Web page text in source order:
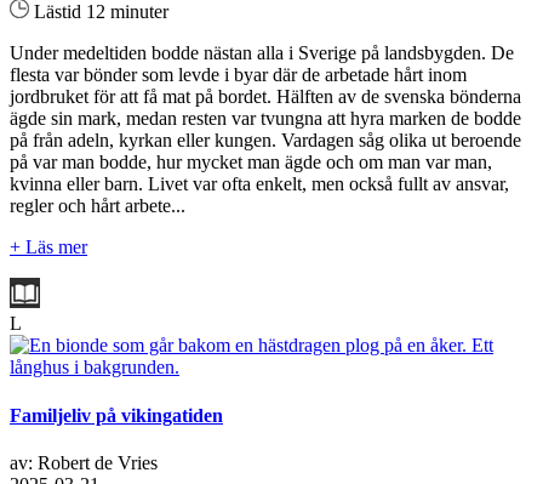
Lästid 12 minuter
Under medeltiden bodde nästan alla i Sverige på landsbygden. De
flesta var bönder som levde i byar där de arbetade hårt inom
jordbruket för att få mat på bordet. Hälften av de svenska bönderna
ägde sin mark, medan resten var tvungna att hyra marken de bodde
på från adeln, kyrkan eller kungen. Vardagen såg olika ut beroende
på var man bodde, hur mycket man ägde och om man var man,
kvinna eller barn. Livet var ofta enkelt, men också fullt av ansvar,
regler och hårt arbete...
+ Läs mer
L
Familjeliv på vikingatiden
av: Robert de Vries